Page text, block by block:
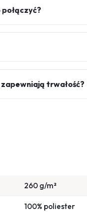
trwałość?
260 g/m²
100% poliester